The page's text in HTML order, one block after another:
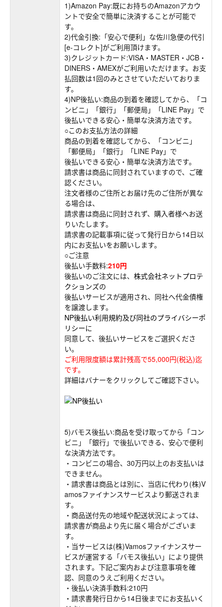
1)Amazon Pay:既にお持ちのAmazonアカウ
ントで安全で簡単に決済することが可能で
す。
2)代金引換:「安心で便利」な佐川急便の代引
[e-コレクト]がご利用頂けます。
3)クレジットカード:VISA・MASTER・JCB・
DINERS・AMEXがご利用いただけます。お支
払回数は1回のみとさせていただいておりま
す。
4)NP後払い:商品の到着を確認してから、「コ
ンビニ」「銀行」「郵便局」「LINE Pay」で
後払いできる安心・簡単な決済方法です。
○このお支払方法の詳細
商品の到着を確認してから、「コンビニ」
「郵便局」「銀行」「LINE Pay」で
後払いできる安心・簡単な決済方法です。
請求書は商品に同封されていますので、ご確
認ください。
注文者様のご住所とお届け先のご住所が異な
る場合は、
請求書は商品に同封されず、購入者様へお送
りいたします。
請求書の記載事項に従って発行日から14日以
内にお支払いをお願いします。
○ご注意
後払い手数料:210円
後払いのご注文には、 株式会社ネットプロテ
クションズの
後払いサービスが適用され、同社へ代金債権
を譲渡します。
NP後払い利用規約及び同社のプライバシーポ
リシーに
同意して、後払いサービスをご選択くださ
い。
ご利用限度額は累計残高で55,000円(税込)迄
です。
詳細はバナーをクリックしてご確認下さい。
5)バモス後払い:商品を受け取ってから「コン
ビニ」「銀行」で後払いできる、安心で便利
な決済方法です。
・コンビニの場合、30万円以上のお支払いは
できません。
・請求書は商品とは別に、当店に代わり(株)V
amosファイナンスサービスより郵送されま
す。
・商品送付先の地域や配送状況によっては、
請求書が商品より先に届く場合がございま
す。
・当サービスは(株)Vamosファイナンスサー
ビスが運営する「バモス後払い」により提供
されます。下記ご案内および注意事項を確
認、同意のうえご利用ください。
・後払い決済手数料:210円
・請求書発行日から14日後までにお支払いく